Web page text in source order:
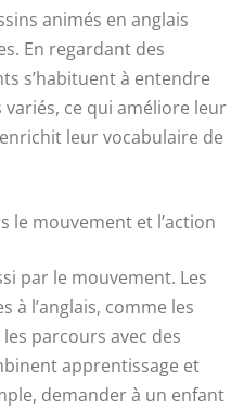
animés en anglais
En regardant des
s’habituent à entendre
variés, ce qui améliore leur
leur vocabulaire de
le mouvement et l’action
par le mouvement. Les
à l’anglais, comme les
parcours avec des
apprentissage et
demander à un enfant